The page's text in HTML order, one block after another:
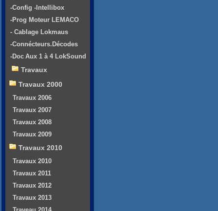
-Config -Intellibox
-Prog Moteur LEMACO
- Cablage Lokmaus
-Connécteurs.Décodes
-Doc Aux 1 à 4 LokSound
Travaux
Travaux 2000
Travaux 2006
Travaux 2007
Travaux 2008
Travaux 2009
Travaux 2010
Travaux 2010
Travaux 2011
Travaux 2012
Travaux 2013